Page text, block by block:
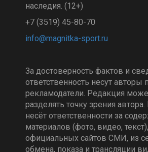
наследия. (12+)
+7 (3519) 45-80-70
За достоверность фактов и
ответственность несут авторы
рекламодатели. Редакция
разделять точку зрения
несёт ответственности за
материалов (фото, видео,
официальных сайтов СМИ, из
обмена, показа и трансляции